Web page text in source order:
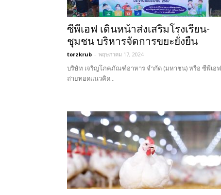
ซีพีเอฟ เดินหน้าส่งเสริมโรงเรียน-
ชุมชน บริหารจัดการขยะยั่งยืน
torzkrub - พฤษภาคม 17, 2024
บริษัท เจริญโภคภัณฑ์อาหาร จำกัด (มหาชน) หรือ ซีพีเอฟ
ถ่ายทอดแนวคิด...